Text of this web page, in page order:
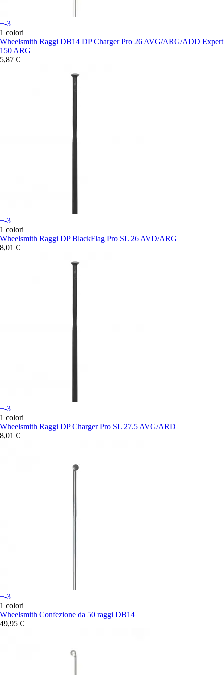
+-3
1 colori
Wheelsmith Raggi DB14 DP Charger Pro 26 AVG/ARG/ADD Expert
150 ARG
5,87 €
+-3
1 colori
Wheelsmith Raggi DP BlackFlag Pro SL 26 AVD/ARG
8,01 €
+-3
1 colori
Wheelsmith Raggi DP Charger Pro SL 27.5 AVG/ARD
8,01 €
+-3
1 colori
Wheelsmith Confezione da 50 raggi DB14
49,95 €